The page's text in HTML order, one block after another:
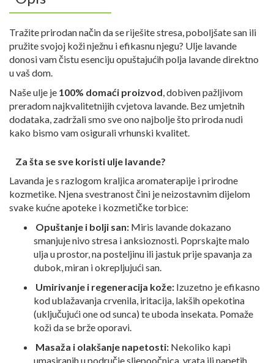
Tražite prirodan način da se riješite stresa, poboljšate san ili
pružite svojoj koži nježnu i efikasnu njegu? Ulje lavande
donosi vam čistu esenciju opuštajućih polja lavande direktno
u vaš dom.
Naše ulje je 100% domaći proizvod, dobiven pažljivom
preradom najkvalitetnijih cvjetova lavande. Bez umjetnih
dodataka, zadržali smo sve ono najbolje što priroda nudi
kako bismo vam osigurali vrhunski kvalitet.
Za šta se sve koristi ulje lavande?
Lavanda je s razlogom kraljica aromaterapije i prirodne
kozmetike. Njena svestranost čini je neizostavnim dijelom
svake kućne apoteke i kozmetičke torbice:
Opuštanje i bolji san: Miris lavande dokazano
smanjuje nivo stresa i anksioznosti. Poprskajte malo
ulja u prostor, na posteljinu ili jastuk prije spavanja za
dubok, miran i okrepljujući san.
Umirivanje i regeneracija kože: Izuzetno je efikasno
kod ublažavanja crvenila, iritacija, lakših opekotina
(uključujući one od sunca) te uboda insekata. Pomaže
koži da se brže oporavi.
Masaža i olakšanje napetosti: Nekoliko kapi
umasiranih u područje sljepoočnica, vrata ili napetih